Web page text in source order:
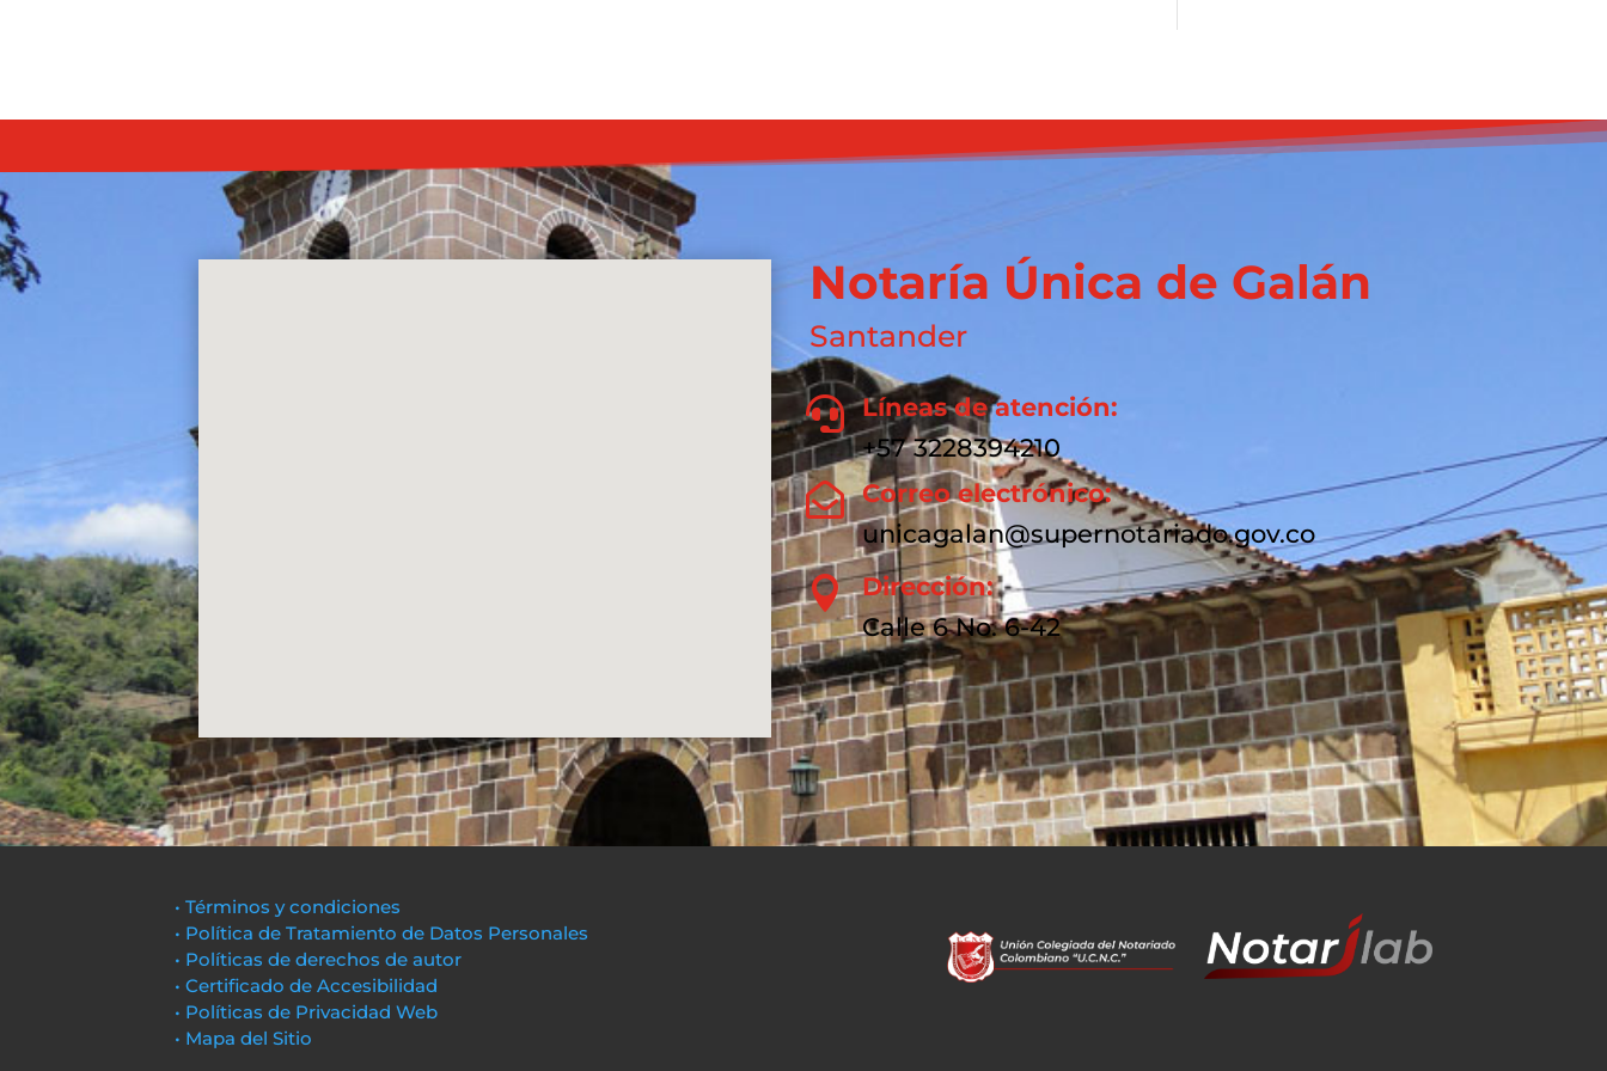
Notaría Única de Galán
Santander
 Líneas de atención:
+57 3228394210
 Correo electrónico:
unicagalan@supernotariado.gov.co
 Dirección:
Calle 6 No. 6-42
• Términos y condiciones
• Política de Tratamiento de Datos Personales
• Políticas de derechos de autor
• Certificado de Accesibilidad
• Políticas de Privacidad Web
• Mapa del Sitio